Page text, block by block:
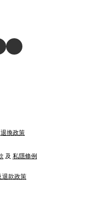
退換政策
及 私隱條例
退款政策